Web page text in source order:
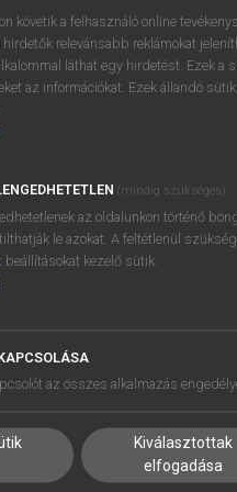
SÚGÓ
RÓLUNK
SÜTI BEÁLLÍTÁSOK
követik a felhasználó online
relevánsabb reklámokat
láthat egy hirdetést. Ezek a
az információkat. Ezek állandó
(mindig szükséges)
az oldalunkon történő
le azokat. A feltétlenül
kezelő sütik.
az összes alkalmazás
Kiválasztottak
elfogadása